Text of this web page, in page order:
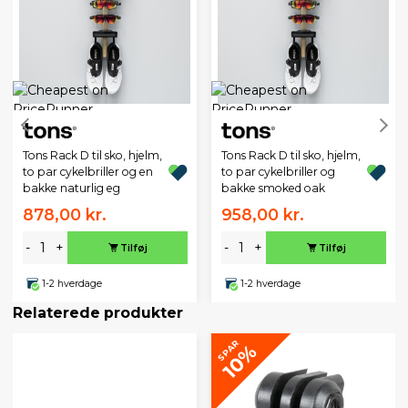
Tons Rack D til sko, hjelm,
to par cykelbriller og en
bakke naturlig eg
878,00 kr.
- + Tilføj
1-2 hverdage
Tons Rack D til sko, hjelm,
to par cykelbriller og
bakke smoked oak
958,00 kr.
- + Tilføj
1-2 hverdage
Relaterede produkter
SPAR
10%